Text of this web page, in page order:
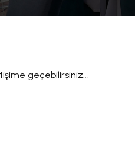
geçebilirsiniz…